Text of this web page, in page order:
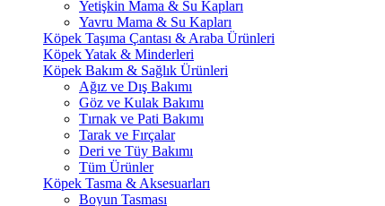
Yetişkin Mama & Su Kapları
Yavru Mama & Su Kapları
Köpek Taşıma Çantası & Araba Ürünleri
Köpek Yatak & Minderleri
Köpek Bakım & Sağlık Ürünleri
Ağız ve Dış Bakımı
Göz ve Kulak Bakımı
Tırnak ve Pati Bakımı
Tarak ve Fırçalar
Deri ve Tüy Bakımı
Tüm Ürünler
Köpek Tasma & Aksesuarları
Boyun Tasması